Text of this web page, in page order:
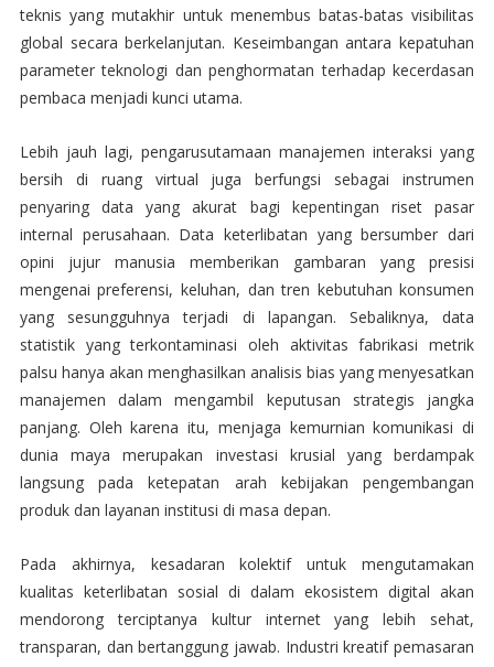
teknis yang mutakhir untuk menembus batas-batas visibilitas
global secara berkelanjutan. Keseimbangan antara kepatuhan
parameter teknologi dan penghormatan terhadap kecerdasan
pembaca menjadi kunci utama.
Lebih jauh lagi, pengarusutamaan manajemen interaksi yang
bersih di ruang virtual juga berfungsi sebagai instrumen
penyaring data yang akurat bagi kepentingan riset pasar
internal perusahaan. Data keterlibatan yang bersumber dari
opini jujur manusia memberikan gambaran yang presisi
mengenai preferensi, keluhan, dan tren kebutuhan konsumen
yang sesungguhnya terjadi di lapangan. Sebaliknya, data
statistik yang terkontaminasi oleh aktivitas fabrikasi metrik
palsu hanya akan menghasilkan analisis bias yang menyesatkan
manajemen dalam mengambil keputusan strategis jangka
panjang. Oleh karena itu, menjaga kemurnian komunikasi di
dunia maya merupakan investasi krusial yang berdampak
langsung pada ketepatan arah kebijakan pengembangan
produk dan layanan institusi di masa depan.
Pada akhirnya, kesadaran kolektif untuk mengutamakan
kualitas keterlibatan sosial di dalam ekosistem digital akan
mendorong terciptanya kultur internet yang lebih sehat,
transparan, dan bertanggung jawab. Industri kreatif pemasaran